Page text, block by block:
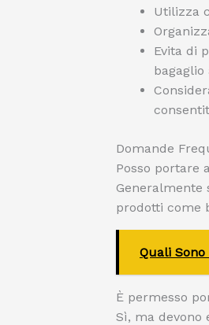
Utilizza
Evita di
Domande
Posso portare
prodotti come
Quali
È permesso
Sì, ma devono